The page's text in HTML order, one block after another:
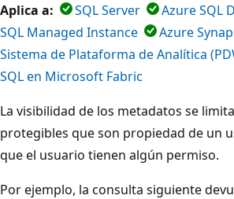
Aplica a: SQL Server Azure SQL
SQL Managed Instance
Azure
Sistema de Plataforma de Analítica
SQL en Microsoft Fabric
La visibilidad de los metadatos se
protegibles que son propiedad de un
que el usuario tienen algún permiso.
Por ejemplo, la consulta siguiente